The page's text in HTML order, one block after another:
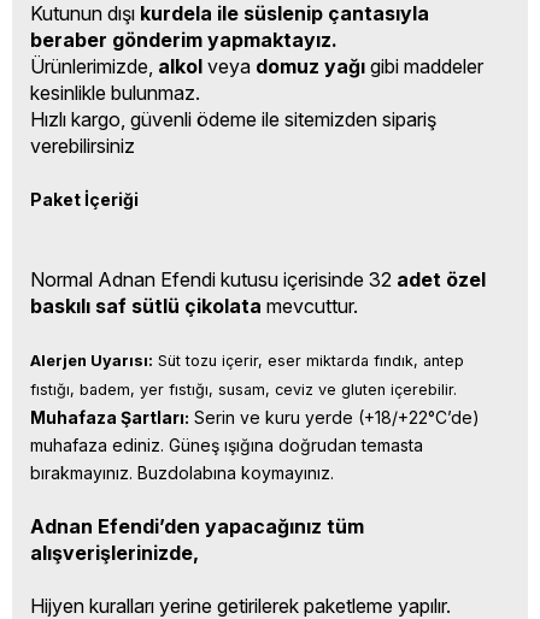
Kutunun dışı kurdela ile süslenip çantasıyla
beraber gönderim yapmaktayız.
Ürünlerimizde, alkol veya domuz yağı gibi maddeler
kesinlikle bulunmaz.
Hızlı kargo, güvenli ödeme ile sitemizden sipariş
verebilirsiniz
Paket İçeriği
Normal Adnan Efendi kutusu içerisinde 32 adet özel
baskılı saf sütlü çikolata mevcuttur.
Alerjen Uyarısı: Süt tozu içerir, eser miktarda fındık, antep
fıstığı, badem, yer fıstığı, susam, ceviz ve gluten içerebilir.
Muhafaza Şartları: Serin ve kuru yerde (+18/+22°C’de)
muhafaza ediniz. Güneş ışığına doğrudan temasta
bırakmayınız. Buzdolabına koymayınız.
Adnan Efendi’den yapacağınız tüm
alışverişlerinizde,
Hijyen kuralları yerine getirilerek paketleme yapılır.